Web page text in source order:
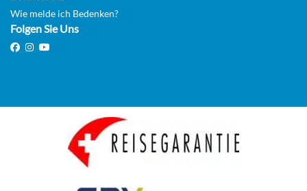
Main Deck Suite with Balcony-[SUB_PP]
Auf Anfrage
AUSWÄHLEN
KABINE
ANFRAGEN
Wie melde ich Bedenken?
Folgen Sie Uns